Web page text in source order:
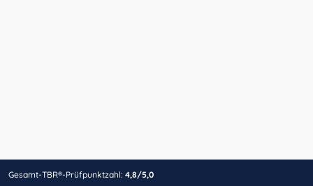
Gesamt-TBR®-Prüfpunktzahl: 4,8/5,0